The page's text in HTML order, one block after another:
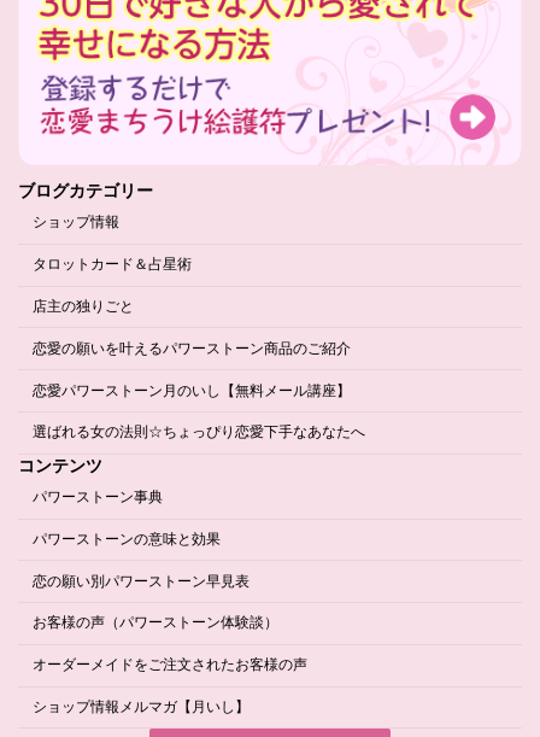
ブログカテゴリー
ショップ情報
タロットカード＆占星術
店主の独りごと
恋愛の願いを叶えるパワーストーン商品のご紹介
恋愛パワーストーン月のいし【無料メール講座】
選ばれる女の法則☆ちょっぴり恋愛下手なあなたへ
コンテンツ
パワーストーン事典
パワーストーンの意味と効果
恋の願い別パワーストーン早見表
お客様の声（パワーストーン体験談）
オーダーメイドをご注文されたお客様の声
ショップ情報メルマガ【月いし】